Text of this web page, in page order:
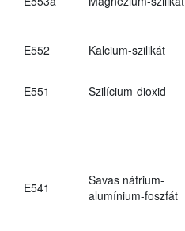
E552
Kalcium-szilikát
E551 Szilícium-dioxid
E541
Savas nátrium-
alumínium-foszfát